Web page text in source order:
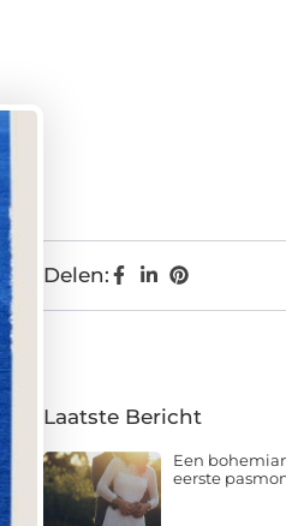
Delen:
Laatste Bericht
Een
eerste